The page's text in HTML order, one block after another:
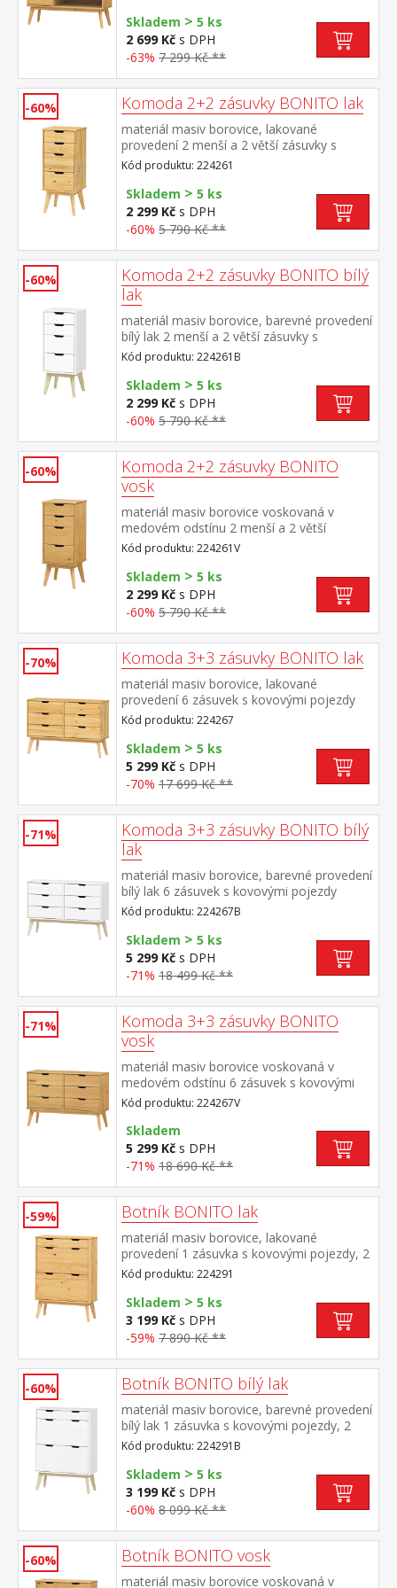
Skladem > 5 ks
2 699 Kč s DPH
-63% 7 299 Kč **
-60% Komoda 2+2 zásuvky BONITO lak
materiál masiv borovice, lakované
provedení 2 menší a 2 větší zásuvky s
kovovými pojezdy
Kód produktu: 224261
Skladem > 5 ks
2 299 Kč s DPH
-60% 5 790 Kč **
-60%
Komoda 2+2 zásuvky BONITO bílý
lak
materiál masiv borovice, barevné provedení
bílý lak 2 menší a 2 větší zásuvky s
kovovými pojezdy
Kód produktu: 224261B
Skladem > 5 ks
2 299 Kč s DPH
-60% 5 790 Kč **
-60%
Komoda 2+2 zásuvky BONITO
vosk
materiál masiv borovice voskovaná v
medovém odstínu 2 menší a 2 větší
zásuvky s kovovými pojezdy
Kód produktu: 224261V
Skladem > 5 ks
2 299 Kč s DPH
-60% 5 790 Kč **
-70% Komoda 3+3 zásuvky BONITO lak
materiál masiv borovice, lakované
provedení 6 zásuvek s kovovými pojezdy
Kód produktu: 224267
Skladem > 5 ks
5 299 Kč s DPH
-70% 17 699 Kč **
-71%
Komoda 3+3 zásuvky BONITO bílý
lak
materiál masiv borovice, barevné provedení
bílý lak 6 zásuvek s kovovými pojezdy
Kód produktu: 224267B
Skladem > 5 ks
5 299 Kč s DPH
-71% 18 499 Kč **
-71%
Komoda 3+3 zásuvky BONITO
vosk
materiál masiv borovice voskovaná v
medovém odstínu 6 zásuvek s kovovými
pojezdy
Kód produktu: 224267V
Skladem
5 299 Kč s DPH
-71% 18 690 Kč **
-59% Botník BONITO lak
materiál masiv borovice, lakované
provedení 1 zásuvka s kovovými pojezdy, 2
dvouřadé výklopy
Kód produktu: 224291
Skladem > 5 ks
3 199 Kč s DPH
-59% 7 890 Kč **
-60% Botník BONITO bílý lak
materiál masiv borovice, barevné provedení
bílý lak 1 zásuvka s kovovými pojezdy, 2
dvouřadé výklopy
Kód produktu: 224291B
Skladem > 5 ks
3 199 Kč s DPH
-60% 8 099 Kč **
-60% Botník BONITO vosk
materiál masiv borovice voskovaná v